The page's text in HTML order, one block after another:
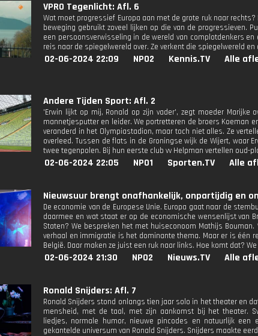
VPRO Tegenlicht: Afl. 6
Wat moet progressief Europa aan met de grote ruk naar
beweging gebruikt zoveel lijken op die van de progressieven.
een persoonsverwisseling in de wereld van complotdenkers
reis naar de spiegelwereld over. Ze verkent die spiegelwereld
02-06-2024 22:09 NPO2 Kennis.TV Alle
Andere Tijden Sport: Afl. 2
'Erwin lijkt op mij, Ronald op zijn vader', zegt moeder Marijke
mannetjesputter en leider. We portretteren de broers Koeman
veranderd in het Olympiastadion, maar toch niet alles. Ze
overleed. Tussen de flats in de Groningse wijk de Wijert, waar
twee tegenpolen. Bij hun eerste club vv Helpman vertellen oud-
02-06-2024 22:05 NPO1 Sporten.TV Alle
Nieuwsuur brengt onafhankelijk, onpartijdig en
De economie van de Europese Unie. Europa gaat naar de
daarmee en wat staat er op de economische wensenlijst van
Staten? We bespreken het met huiseconoom Mathijs
verhaal en immigratie is het dominante thema. Maar er is één
België. Daar maken ze juist een ruk naar links. Hoe komt dat?
02-06-2024 21:30 NPO2 Nieuws.TV Alle
Ronald Snijders: Afl. 7
Ronald Snijders stond onlangs tien jaar solo in het theater en
mensheid, met de taal, met zijn aankomst bij het theater.
liedjes, normale humor, nieuwe pincodes en natuurlijk
gekantelde universum van Ronald Snijders. Snijders maakte